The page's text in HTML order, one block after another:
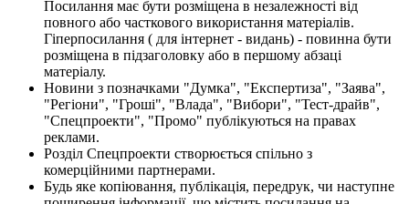
Посилання має бути розміщена в незалежності від
повного або часткового використання матеріалів.
Гіперпосилання ( для інтернет - видань) - повинна бути
розміщена в підзаголовку або в першому абзаці
матеріалу.
Новини з позначками "Думка", "Експертиза", "Заява",
"Регіони", "Гроші", "Влада", "Вибори", "Тест-драйв",
"Спецпроекти", "Промо" публікуються на правах
реклами.
Розділ Спецпроекти створюється спільно з
комерційними партнерами.
Будь яке копіювання, публікація, передрук, чи наступне